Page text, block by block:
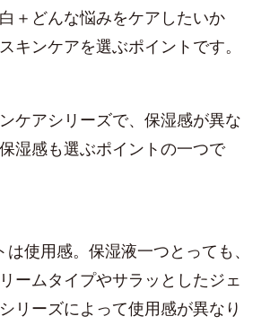
＋どんな悩みをケアしたいか
キンケアを選ぶポイントです。
ケアシリーズで、保湿感が異な
湿感も選ぶポイントの一つで
使用感。保湿液一つとっても、
ームタイプやサラッとしたジェ
リーズによって使用感が異なり